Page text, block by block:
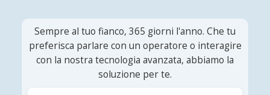
Sempre al tuo fianco, 365 giorni l'anno. Che tu
preferisca parlare con un operatore o interagire
con la nostra tecnologia avanzata, abbiamo la
soluzione per te.